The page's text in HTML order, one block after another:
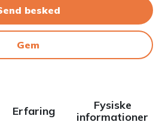
besked
Gem
Erfaring
Fysiske
informationer